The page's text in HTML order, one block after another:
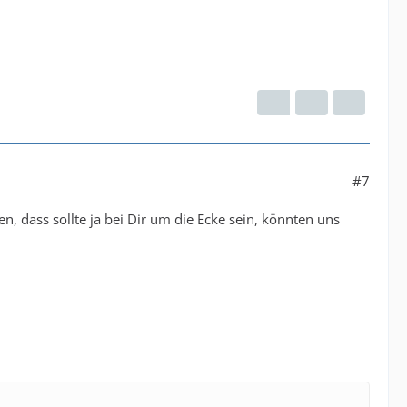
#7
dass sollte ja bei Dir um die Ecke sein, könnten uns